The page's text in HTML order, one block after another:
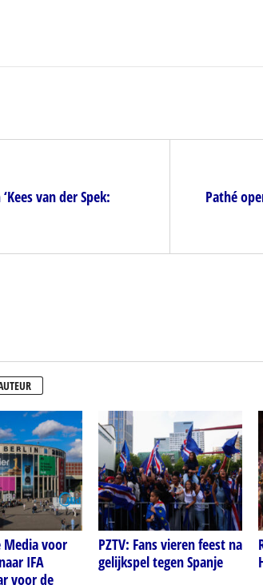
van der Spek:
Pathé
Media voor
IFA
voor de
PZTV: Fans vieren feest na
gelijkspel tegen Spanje